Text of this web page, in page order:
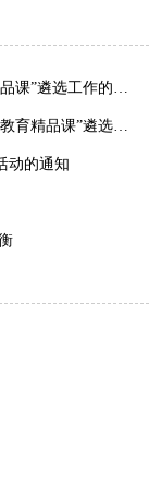
【教育局】关于开展芜湖市2022年“基础教育精品课”遴选工作的通知
【教育厅】安徽省教育厅关于开展2022年“基础教育精品课”遴选工作的通知
动的通知